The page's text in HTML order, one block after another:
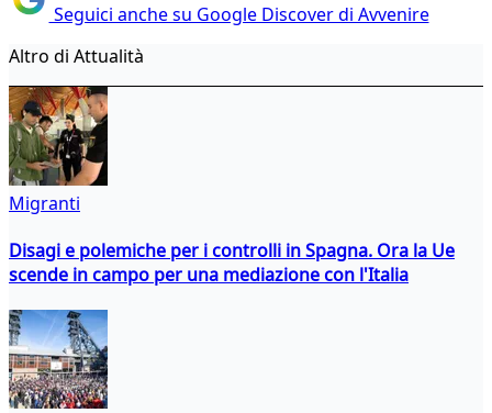
Seguici anche su Google Discover di Avvenire
Altro di Attualità
Migranti
Disagi e polemiche per i controlli in Spagna. Ora la Ue
scende in campo per una mediazione con l'Italia